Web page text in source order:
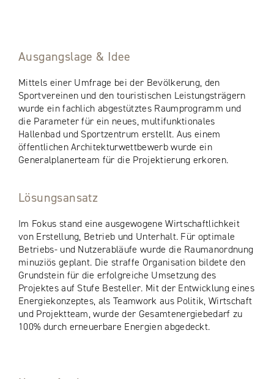
Ausgangslage & Idee
Mittels einer Umfrage bei der Bevölkerung, den
Sportvereinen und den touristischen Leistungsträgern
wurde ein fachlich abgestütztes Raumprogramm und
die Parameter für ein neues, multifunktionales
Hallenbad und Sportzentrum erstellt. Aus einem
öffentlichen Architekturwettbewerb wurde ein
Generalplanerteam für die Projektierung erkoren.
Lösungsansatz
Im Fokus stand eine ausgewogene Wirtschaftlichkeit
von Erstellung, Betrieb und Unterhalt. Für optimale
Betriebs- und Nutzerabläufe wurde die Raumanordnung
minuziös geplant. Die straffe Organisation bildete den
Grundstein für die erfolgreiche Umsetzung des
Projektes auf Stufe Besteller. Mit der Entwicklung eines
Energiekonzeptes, als Teamwork aus Politik, Wirtschaft
und Projektteam, wurde der Gesamtenergiebedarf zu
100% durch erneuerbare Energien abgedeckt.